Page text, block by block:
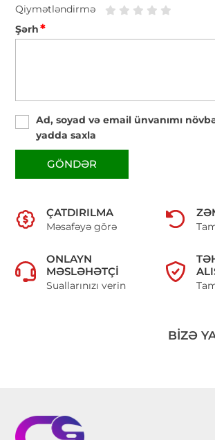
Qiymətləndirmə
Şərh*
Ad, soyad və email ünvanımı
yadda saxla
GÖNDƏR
ÇATDIRILMA
Məsafəyə görə
ONLAYN
MƏSLƏHƏTÇI
Suallarınızı verin
BIZƏ